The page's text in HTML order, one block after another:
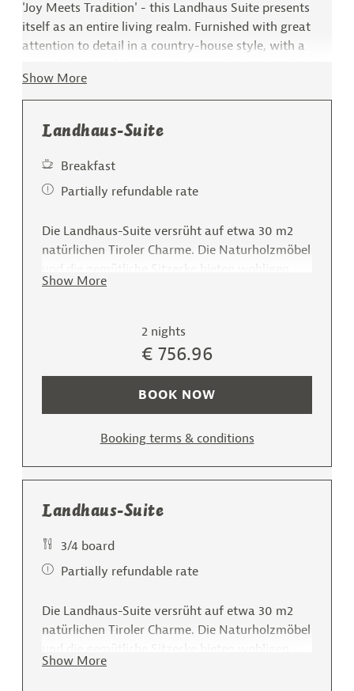
'Joy Meets Tradition' - this Landhaus Suite presents
itself as an entire living realm. Furnished with great
attention to detail in a country-house style, with a
we paid particular attention to brightness combined
with wood from the local forests. This creates a special
atmosphere for relaxing and feeling at ease. Equipped
with desk, HD satellite flat-screen TV, safe, mini-bar
(stocked on request), telephone, radio, hairdryer, mini-
Show More
Landhaus-Suite
Breakfast
Partially refundable rate
Die Landhaus-Suite versrüht auf etwa 30 m2
natürlichen Tiroler Charme. Die Naturholzmöbel
und die gemütliche Sitzecke bieten wohligen
Komfort. Vom Balkon aus können Sie den
Süden haben einen schönen Blick auf die
umliegende Bergwelt. Die Landhaus-Suite bietet
Platz für zwei bis vier Personen. Mit viel Liebe
Fichten- oder Altholz eingerichtet. Ausgestattet
Telefon, Radio, Föhn, Min-Bar, Bad und WC
Träumen ein.....
Show More
2 nights
€ 756.96
BOOK NOW
Booking terms & conditions
Landhaus-Suite
3/4 board
Partially refundable rate
Die Landhaus-Suite versrüht auf etwa 30 m2
natürlichen Tiroler Charme. Die Naturholzmöbel
und die gemütliche Sitzecke bieten wohligen
Komfort. Vom Balkon aus können Sie den
Show More